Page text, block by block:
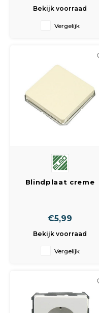
Bekijk voorraad
Vergelijk
Blindplaat creme
€5,99
Bekijk voorraad
Vergelijk